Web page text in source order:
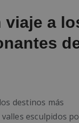
viaje a
destinos más
esculpidos